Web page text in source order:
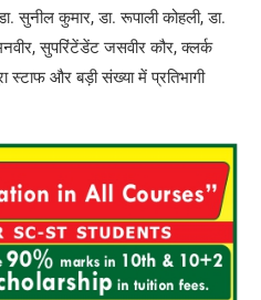
सुनील कुमार, डा. रूपाली कोहली, डा.
सुपरिंटेंडेंट जसवीर कौर, क्लर्क
स्टाफ और बड़ी संख्या में प्रतिभागी